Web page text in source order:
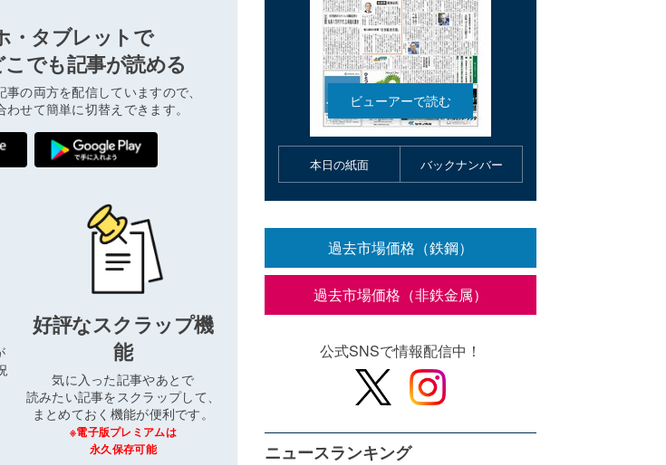
・タブレットで
でも記事が読める
の両方を配信していますので、
せて簡単に切替えできます。
好評なスクラップ機
能
気に入った記事やあとで
読みたい記事をスクラップして、
まとめておく機能が便利です。
※電子版プレミアムは
永久保存可能
本日の紙面 バックナンバー
過去市場価格（鉄鋼）
過去市場価格（非鉄金属）
公式SNSで情報配信中！
ニュースランキング